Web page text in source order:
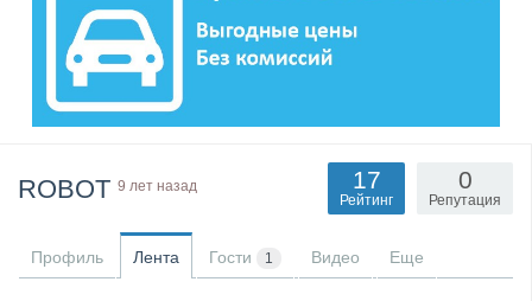
ROBOT 9 лет назад 0
Репутация
17
Рейтинг
Профиль Лента Гости 1 Видео Еще